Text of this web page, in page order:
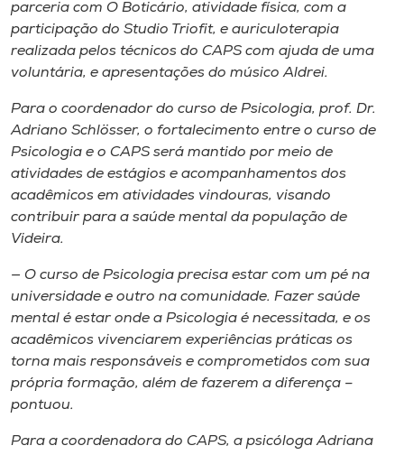
parceria com O Boticário, atividade física, com a
participação do Studio Triofit, e auriculoterapia
realizada pelos técnicos do CAPS com ajuda de uma
voluntária, e apresentações do músico Aldrei.
Para o coordenador do curso de Psicologia, prof. Dr.
Adriano Schlösser, o fortalecimento entre o curso de
Psicologia e o CAPS será mantido por meio de
atividades de estágios e acompanhamentos dos
acadêmicos em atividades vindouras, visando
contribuir para a saúde mental da população de
Videira.
— O curso de Psicologia precisa estar com um pé na
universidade e outro na comunidade. Fazer saúde
mental é estar onde a Psicologia é necessitada, e os
acadêmicos vivenciarem experiências práticas os
torna mais responsáveis e comprometidos com sua
própria formação, além de fazerem a diferença –
pontuou.
Para a coordenadora do CAPS, a psicóloga Adriana